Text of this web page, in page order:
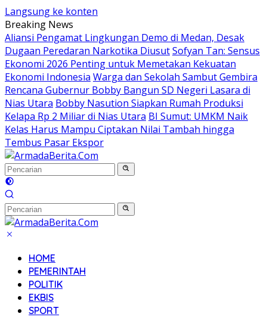
Langsung ke konten
Breaking News
Aliansi Pengamat Lingkungan Demo di Medan, Desak
Dugaan Peredaran Narkotika DiusutSofyan Tan: Sensus
Ekonomi 2026 Penting untuk Memetakan Kekuatan
Ekonomi Indonesia Warga dan Sekolah Sambut Gembira
Rencana Gubernur Bobby Bangun SD Negeri Lasara di
Nias Utara Bobby Nasution Siapkan Rumah Produksi
Kelapa Rp 2 Miliar di Nias Utara BI Sumut: UMKM Naik
Kelas Harus Mampu Ciptakan Nilai Tambah hingga
Tembus Pasar Ekspor
HOME
PEMERINTAH
POLITIK
EKBIS
SPORT